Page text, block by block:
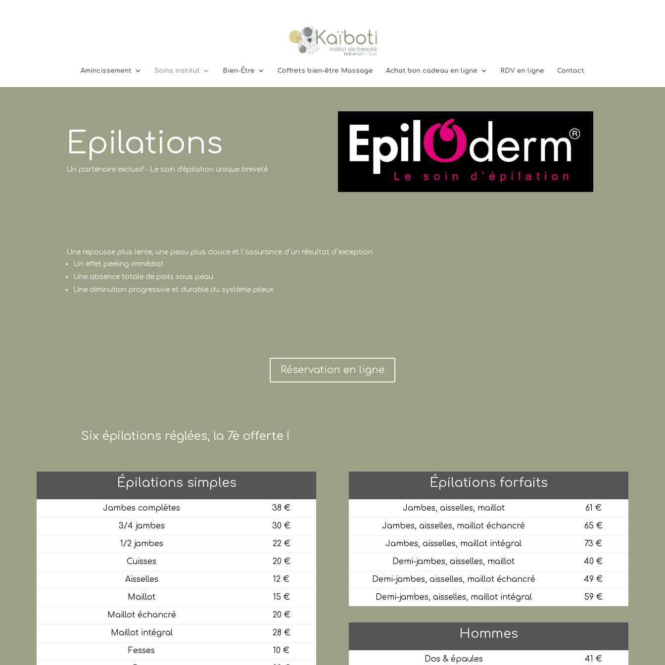
Amincissement Soins institut Bien-Être Coffrets bien-être Massage Achat bon cadeau en ligne RDV en ligne Contact
Epilations
Un partenaire exclusif - Le soin d'épilation unique breveté
Une repousse plus lente, une peau plus douce et l´assurance d´un résultat d´exception
Un effet peeling immédiat
Une absence totale de poils sous peau
Une diminution progressive et durable du système pileux
Réservation en ligne
Six épilations réglées, la 7è offerte !
Épilations simples
Jambes complètes
38 €
3/4 jambes
30 €
1/2 jambes
22 €
Cuisses
20 €
Aisselles
12 €
Maillot
15 €
Maillot échancré
20 €
Maillot intégral
28 €
Fesses
10 €
Épilations forfaits
Jambes, aisselles, maillot
61 €
Jambes, aisselles, maillot échancré
65 €
Jambes, aisselles, maillot intégral
73 €
Demi-jambes, aisselles, maillot
40 €
Demi-jambes, aisselles, maillot échancré
49 €
Demi-jambes, aisselles, maillot intégral
59 €
Hommes
Dos & épaules 41 €